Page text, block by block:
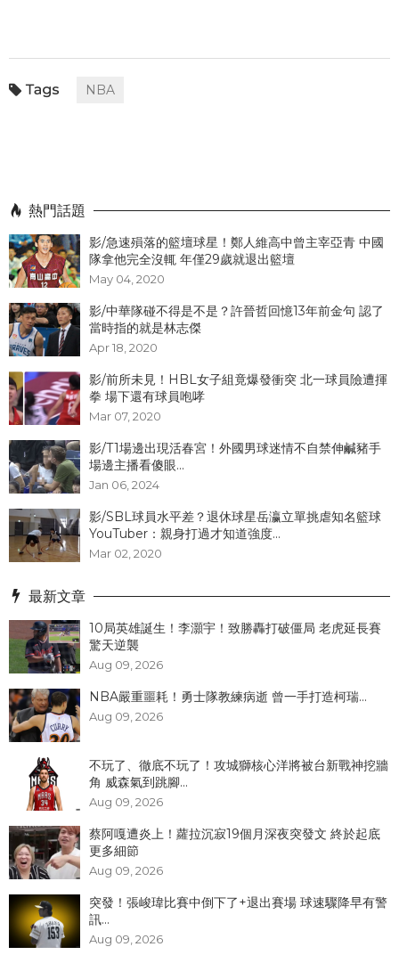
NBA
熱門話題
影/急速殞落的籃壇球星！鄭人維高中曾主宰亞青 中國
隊拿他完全沒輒 年僅29歲就退出籃壇
May 04, 2020
影/中華隊碰不得是不是？許晉哲回憶13年前金句 認了
當時指的就是林志傑
Apr 18, 2020
影/前所未見！HBL女子組竟爆發衝突 北一球員險遭揮
拳 場下還有球員咆哮
Mar 07, 2020
影/T1場邊出現活春宮！外國男球迷情不自禁伸鹹豬手
場邊主播看傻眼...
Jan 06, 2024
影/SBL球員水平差？退休球星岳瀛立單挑虐知名籃球
YouTuber：親身打過才知道強度...
Mar 02, 2020
最新文章
10局英雄誕生！李灝宇！致勝轟打破僵局 老虎延長賽
驚天逆襲
Aug 09, 2026
NBA嚴重噩耗！勇士隊教練病逝 曾一手打造柯瑞...
Aug 09, 2026
不玩了、徹底不玩了！攻城獅核心洋將被台新戰神挖牆
角 威森氣到跳腳...
Aug 09, 2026
蔡阿嘎遭炎上！蘿拉沉寂19個月深夜突發文 終於起底
更多細節
Aug 09, 2026
突發！張峻瑋比賽中倒下了+退出賽場 球速驟降早有警
訊...
Aug 09, 2026